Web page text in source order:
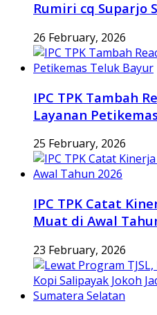
Rumiri cq Suparjo
26 February, 2026
IPC TPK Tambah
Layanan
25 February, 2026
IPC TPK Catat
Muat di Awal
23 February, 2026